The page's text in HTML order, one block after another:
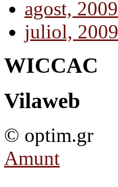
agost, 2009
juliol, 2009
WICCAC
Vilaweb
© optim.gr
Amunt